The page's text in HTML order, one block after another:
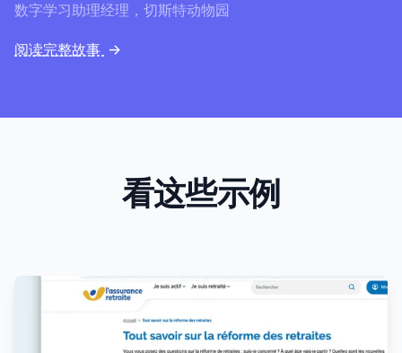
数字学习助理经理，切斯特动物园
阅读完整故事 →
看这些示例